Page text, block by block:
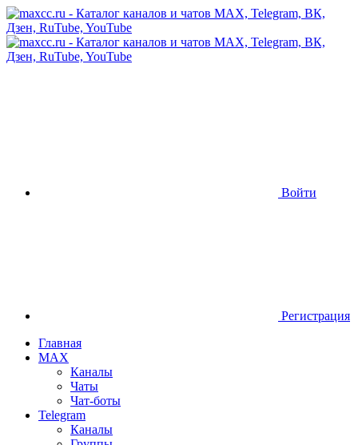
Войти
Регистрация
Главная
MAX
Каналы
Чаты
Чат-боты
Telegram
Каналы